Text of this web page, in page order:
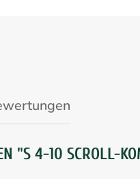
"S 4-10 SCROLL-